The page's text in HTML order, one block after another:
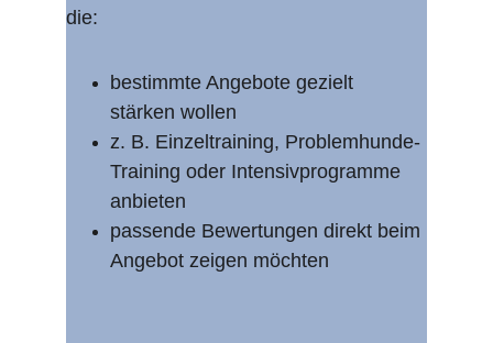
die:
bestimmte Angebote gezielt
stärken wollen
z. B. Einzeltraining, Problemhunde-
Training oder Intensivprogramme
anbieten
passende Bewertungen direkt beim
Angebot zeigen möchten